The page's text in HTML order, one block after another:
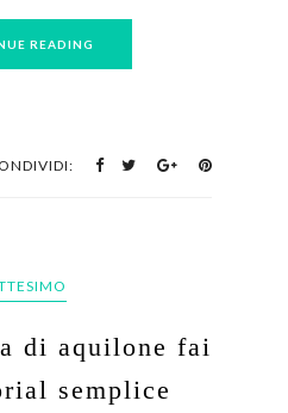
READING
di aquilone fai
semplice